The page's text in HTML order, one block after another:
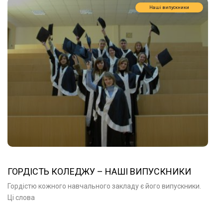
Наші випускники
ГОРДІСТЬ КОЛЕДЖУ – НАШІ ВИПУСКНИКИ
Гордістю кожного навчального закладу є його випускники.
Ці слова